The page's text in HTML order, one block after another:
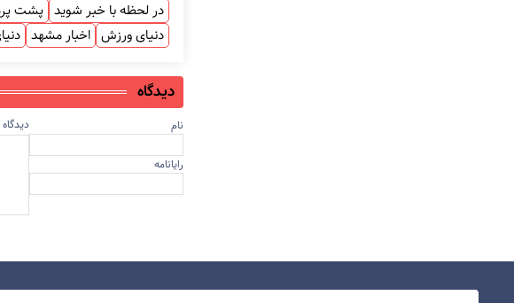
در لحظه با خبر شوید پشت
دنیای ورزش اخبار مشهد
دیدگاه
نام
رایانامه